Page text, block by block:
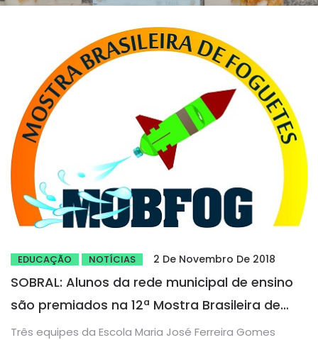
EDUCAÇÃO NOTÍCIAS 2 De Novembro De 2018
SOBRAL: Alunos da rede municipal de ensino
são premiados na 12ª Mostra Brasileira de
Foguetes
Três equipes da Escola Maria José Ferreira Gomes